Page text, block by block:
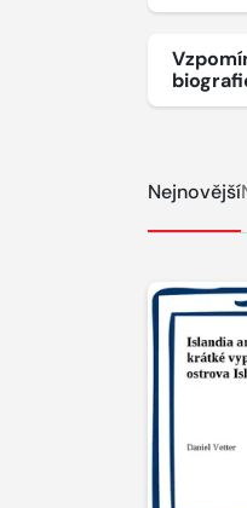
Nejnovější